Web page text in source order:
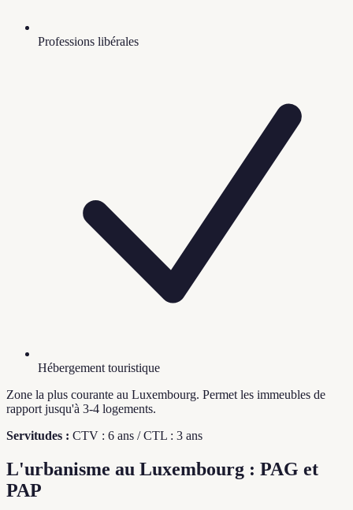
Professions libérales
Hébergement touristique
Zone la plus courante au Luxembourg. Permet les immeubles de
rapport jusqu'à 3-4 logements.
Servitudes : CTV : 6 ans / CTL : 3 ans
L'urbanisme au Luxembourg : PAG et
PAP